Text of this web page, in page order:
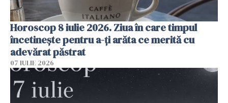
Horoscop 8 iulie 2026. Ziua în care timpul
încetinește pentru a-ți arăta ce merită cu
adevărat păstrat
07 IULIE 2026